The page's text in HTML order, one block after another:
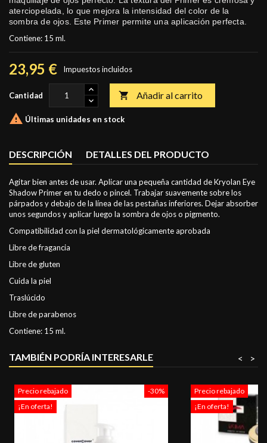
aterciopelada, lo que mejora la intensidad del color de la
sombra de ojos. Este Primer permite una aplicación perfecta.
Contiene: 15 ml.
23,95 € Impuestos incluidos
Cantidad  Añadir al carrito
 Últimas unidades en stock
DESCRIPCIÓN DETALLES DEL PRODUCTO
Agitar bien antes de usar. Aplicar una pequeña cantidad de Kryolan Eye
Shadow Primer en tu dedo o pincel. Trabajar suavemente sobre los
párpados y debajo de la línea de las pestañas inferiores. Dejar absorber
unos segundos y aplicar luego la sombra de ojos o pigmento.
Compatibilidad con la piel dermatológicamente aprobada
Libre de fragancia
Libre de gluten
Cuida la piel
Traslúcido
Libre de parabenos
Contiene: 15 ml.
TAMBIÉN PODRÍA INTERESARLE >
<
-30%
Precio rebajado
¡En oferta!
Precio rebajado
¡En oferta!